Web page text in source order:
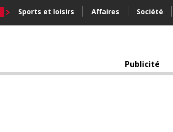
Sports et loisirs Affaires Société
Publicité